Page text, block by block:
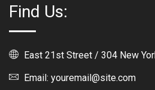
Find Us:
East 21st Street / 304 New
Email: youremail@site.com